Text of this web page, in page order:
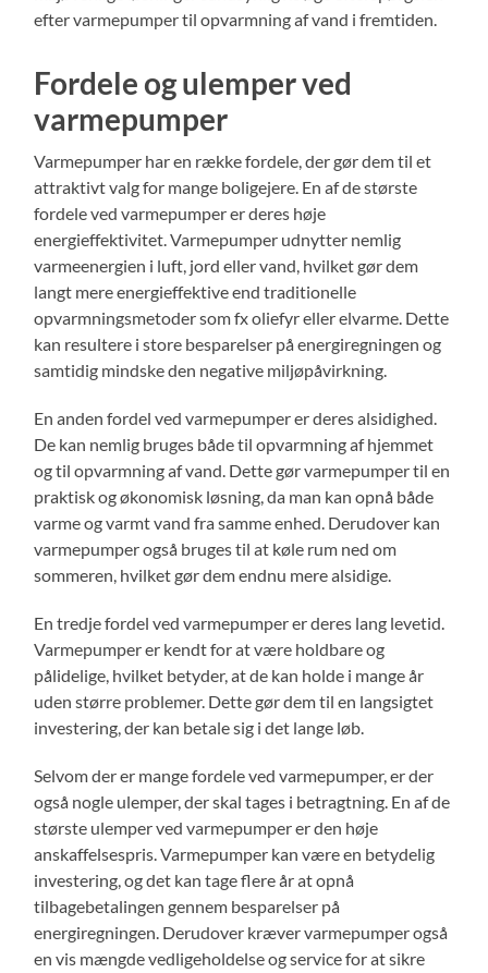
efter varmepumper til opvarmning af vand i fremtiden.
Fordele og ulemper ved
varmepumper
Varmepumper har en række fordele, der gør dem til et
attraktivt valg for mange boligejere. En af de største
fordele ved varmepumper er deres høje
energieffektivitet. Varmepumper udnytter nemlig
varmeenergien i luft, jord eller vand, hvilket gør dem
langt mere energieffektive end traditionelle
opvarmningsmetoder som fx oliefyr eller elvarme. Dette
kan resultere i store besparelser på energiregningen og
samtidig mindske den negative miljøpåvirkning.
En anden fordel ved varmepumper er deres alsidighed.
De kan nemlig bruges både til opvarmning af hjemmet
og til opvarmning af vand. Dette gør varmepumper til en
praktisk og økonomisk løsning, da man kan opnå både
varme og varmt vand fra samme enhed. Derudover kan
varmepumper også bruges til at køle rum ned om
sommeren, hvilket gør dem endnu mere alsidige.
En tredje fordel ved varmepumper er deres lang levetid.
Varmepumper er kendt for at være holdbare og
pålidelige, hvilket betyder, at de kan holde i mange år
uden større problemer. Dette gør dem til en langsigtet
investering, der kan betale sig i det lange løb.
Selvom der er mange fordele ved varmepumper, er der
også nogle ulemper, der skal tages i betragtning. En af de
største ulemper ved varmepumper er den høje
anskaffelsespris. Varmepumper kan være en betydelig
investering, og det kan tage flere år at opnå
tilbagebetalingen gennem besparelser på
energiregningen. Derudover kræver varmepumper også
en vis mængde vedligeholdelse og service for at sikre